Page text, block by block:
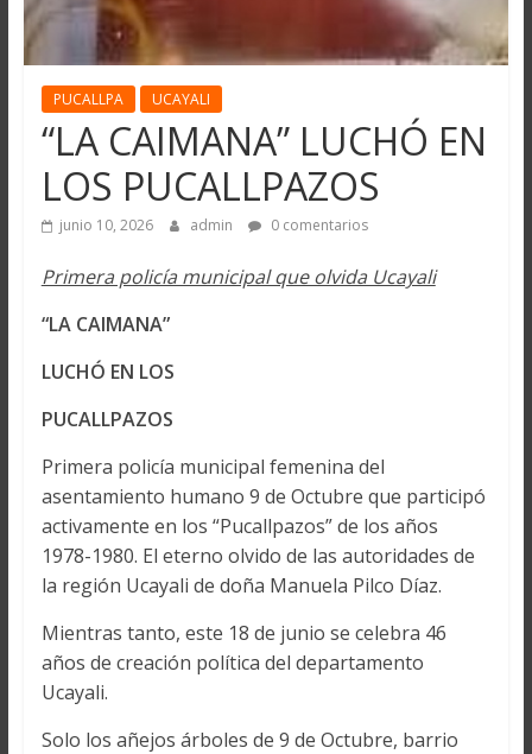
PUCALLPA UCAYALI
“LA CAIMANA” LUCHÓ EN
LOS PUCALLPAZOS
junio 10, 2026 admin 0 comentarios
Primera policía municipal que olvida Ucayali
“LA CAIMANA”
LUCHÓ EN LOS
PUCALLPAZOS
Primera policía municipal femenina del
asentamiento humano 9 de Octubre que participó
activamente en los “Pucallpazos” de los años
1978-1980. El eterno olvido de las autoridades de
la región Ucayali de doña Manuela Pilco Díaz.
Mientras tanto, este 18 de junio se celebra 46
años de creación política del departamento
Ucayali.
Solo los añejos árboles de 9 de Octubre, barrio